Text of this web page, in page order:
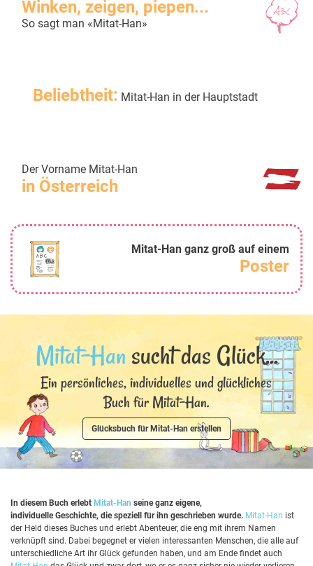
Winken, zeigen, piepen...
So sagt man «Mitat-Han»
Beliebtheit: Mitat-Han in der Hauptstadt
Der Vorname Mitat-Han
in Österreich
Mitat-Han ganz groß auf einem
Poster
Mitat-Han sucht das Glück...
Ein persönliches, individuelles und glückliches
Buch für Mitat-Han.
Glücksbuch für Mitat-Han erstellen
In diesem Buch erlebt Mitat-Han seine ganz eigene,
individuelle Geschichte, die speziell für ihn geschrieben wurde. Mitat-Han ist
der Held dieses Buches und erlebt Abenteuer, die eng mit ihrem Namen
verknüpft sind. Dabei begegnet er vielen interessanten Menschen, die alle auf
unterschiedliche Art ihr Glück gefunden haben, und am Ende findet auch